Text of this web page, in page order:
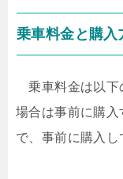
乗車料金と購入
乗車料金は以下
場合は事前に購
で、事前に購入し